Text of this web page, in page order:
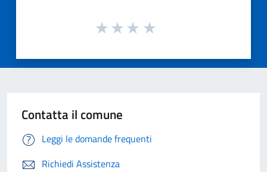
Contatta il comune
Leggi le domande frequenti
Richiedi Assistenza